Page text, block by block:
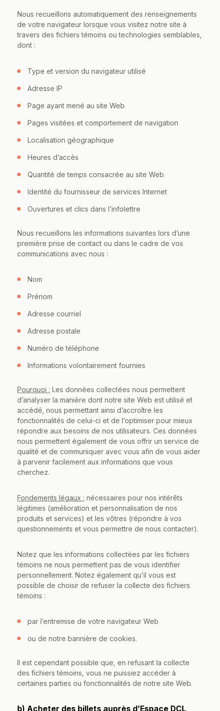
Nous recueillons automatiquement des renseignements
de votre navigateur lorsque vous visitez notre site à
travers des fichiers témoins ou technologies semblables,
dont :
Type et version du navigateur utilisé
Adresse IP
Page ayant mené au site Web
Pages visitées et comportement de navigation
Localisation géographique
Heures d’accès
Quantité de temps consacrée au site Web
Identité du fournisseur de services Internet
Ouvertures et clics dans l’infolettre
Nous recueillons les informations suivantes lors d’une
première prise de contact ou dans le cadre de vos
communications avec nous :
Nom
Prénom
Adresse courriel
Adresse postale
Numéro de téléphone
Informations volontairement fournies
Pourquoi : Les données collectées nous permettent
d’analyser la manière dont notre site Web est utilisé et
accédé, nous permettant ainsi d’accroître les
fonctionnalités de celui-ci et de l’optimiser pour mieux
répondre aux besoins de nos utilisateurs. Ces données
nous permettent également de vous offrir un service de
qualité et de communiquer avec vous afin de vous aider
à parvenir facilement aux informations que vous
cherchez.
Fondements légaux : nécessaires pour nos intérêts
légitimes (amélioration et personnalisation de nos
produits et services) et les vôtres (répondre à vos
questionnements et vous permettre de nous contacter).
Notez que les informations collectées par les fichiers
témoins ne nous permettent pas de vous identifier
personnellement. Notez également qu’il vous est
possible de choisir de refuser la collecte des fichiers
témoins :
par l’entremise de votre navigateur Web
ou de notre bannière de cookies.
Il est cependant possible que, en refusant la collecte
des fichiers témoins, vous ne puissiez accéder à
certaines parties ou fonctionnalités de notre site Web.
b) Acheter des billets auprès d’Espace DCL